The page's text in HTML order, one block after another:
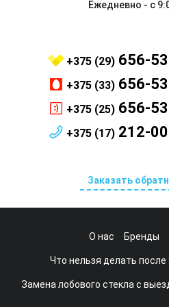
Ежедневно - с
+375 (29) 656-
+375 (33) 656-
+375 (25) 656-
+375 (17) 212-
Заказать
О нас Бренды
Что нельзя делать после
Замена лобового стекла с